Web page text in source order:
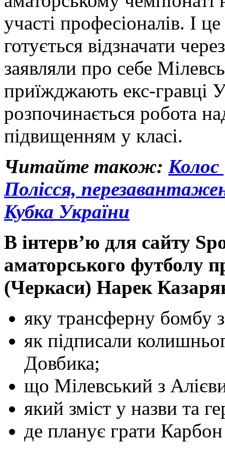
участі професіоналів. І
готується відзначати
заявляли про себе
приїжджають екс-гравці
розпочинається робота
підвищенням у класі.
Читайте також: Колос
Полісся,
Кубка України
В інтерв’ю для сайту
аматорського футболу
(Черкаси) Нарек
яку трансферну бомбу
як підписали
Довбика;
що Мілевський з
який зміст у назви та
де планує грати